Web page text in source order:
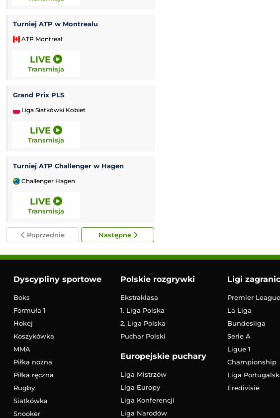
Turniej ATP w Montrealu
ATP Montreal
LIVE
Transmisja
Grand Prix PLS
Liga Siatkówki Kobiet
LIVE
Transmisja
Turniej ATP Challenger w Hagen
Challenger Hagen
LIVE
Transmisja
Poprzednie Następne
Dyscypliny sportowe
Boks
Formuła 1
Hokej
Koszykówka
MMA
Piłka nożna
Piłka ręczna
Rugby
Siatkówka
Snooker
Polskie rozgrywki
Ekstraklasa
1. Liga Polska
2. Liga Polska
Puchar Polski
Europejskie puchary
Liga Mistrzów
Liga Europy
Liga Konferencji
Liga Narodów
Ligi
Premier League
La Liga
Bundesliga
Serie A
Ligue 1
Championship
Liga
Eredivisie